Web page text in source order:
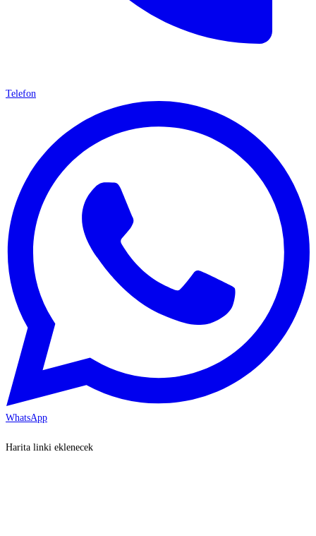
Telefon
WhatsApp
Harita linki eklenecek